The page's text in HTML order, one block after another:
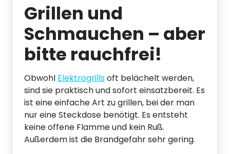
Grillen und
Schmauchen – aber
bitte rauchfrei!
Obwohl Elektrogrillsoft belächelt werden,
sind sie praktisch und sofort einsatzbereit. Es
ist eine einfache Art zu grillen, bei der man
nur eine Steckdose benötigt. Es entsteht
keine offene Flamme und kein Ruß.
Außerdem ist die Brandgefahr sehr gering.